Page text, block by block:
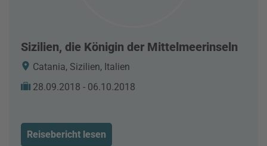
Sizilien, die Königin der Mittelmeerinseln
Catania, Sizilien, Italien
28.09.2018 - 06.10.2018
Reisebericht lesen